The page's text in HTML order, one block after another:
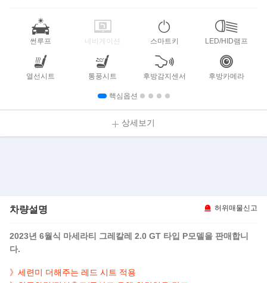
썬루프 네비게이션 스마트키 LED/HID램프
열선시트 통풍시트 후방감지센서 후방카메라
핵심옵션
상세보기
차량설명 허위매물신고
2023년 6월식 마세라티 그레칼레 2.0 GT 타입 P모델을 판매합니
다.
》세련미 더해주는 레드 시트 적용